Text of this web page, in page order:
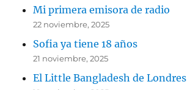
Mi primera emisora de radio
22 noviembre, 2025
Sofia ya tiene 18 años
21 noviembre, 2025
El Little Bangladesh de Londres